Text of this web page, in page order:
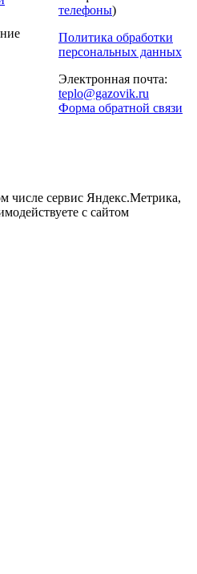
телефоны)
Политика обработки
персональных данных
Электронная почта:
teplo@gazovik.ru
Форма обратной связи
числе сервис Яндекс.Метрика,
с сайтом